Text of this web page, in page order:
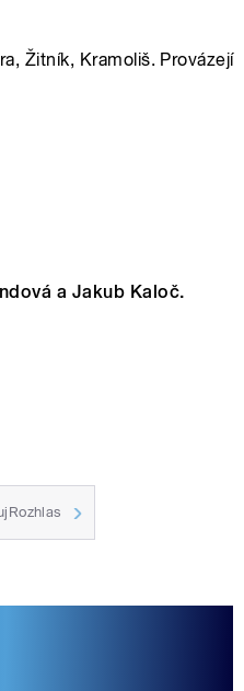
Žitník, Kramoliš. Provázejí
a Jakub Kaloč.